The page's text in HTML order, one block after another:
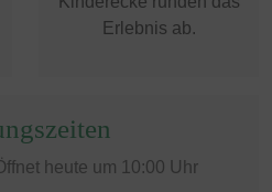
Erlebnis ab.
heute um 10:00 Uhr